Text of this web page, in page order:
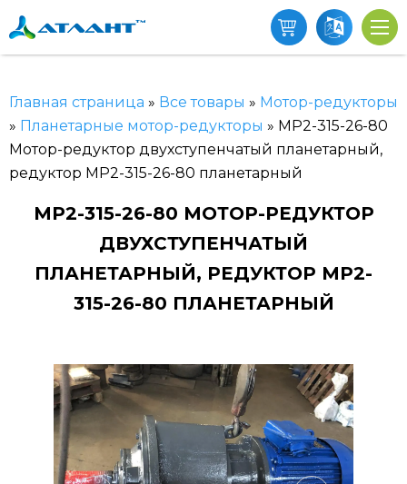
Главная страница » Все товары » Мотор-редукторы
» Планетарные мотор-редукторы » МР2-315-26-80
Мотор-редуктор двухступенчатый планетарный,
редуктор МР2-315-26-80 планетарный
МР2-315-26-80 МОТОР-РЕДУКТОР
ДВУХСТУПЕНЧАТЫЙ
ПЛАНЕТАРНЫЙ, РЕДУКТОР МР2-
315-26-80 ПЛАНЕТАРНЫЙ